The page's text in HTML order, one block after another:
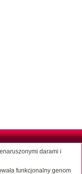
darami i
funkcjonalny genom